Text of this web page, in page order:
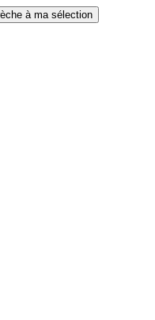
à ma sélection